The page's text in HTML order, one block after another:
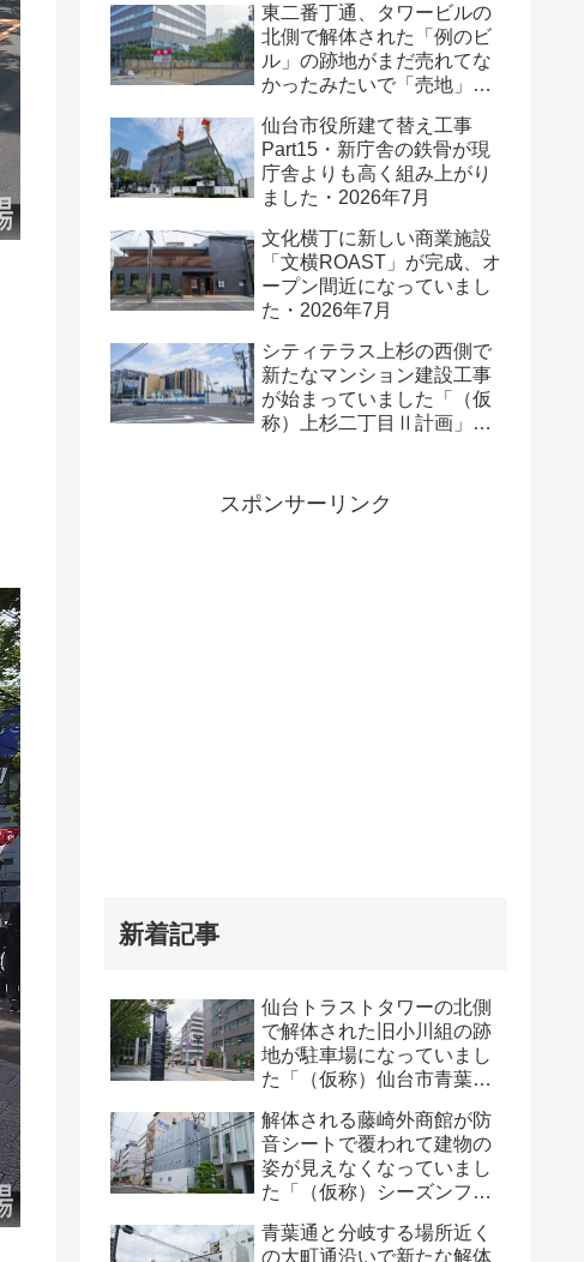
チマンが起用されました・
2026年7月
東二番丁通、タワービルの
北側で解体された「例のビ
ル」の跡地がまだ売れてな
かったみたいで「売地」の
年7月16日
仙台市役所建て替え工事
Part15・新庁舎の鉄骨が現
庁舎よりも高く組み上がり
ました・2026年7月
文化横丁に新しい商業施設
「文横ROAST」が完成、オ
ープン間近になっていまし
た・2026年7月
シティテラス上杉の西側で
新たなマンション建設工事
が始まっていました「（仮
称）上杉二丁目Ⅱ計画」・
スポンサーリンク
新着記事
仙台トラストタワーの北側
で解体された旧小川組の跡
地が駐車場になっていまし
た「（仮称）仙台市青葉区
解体工事」・2026年8月
解体される藤崎外商館が防
音シートで覆われて建物の
姿が見えなくなっていまし
た「（仮称）シーズンフラ
2026年8月
青葉通と分岐する場所近く
の大町通沿いで新たな解体